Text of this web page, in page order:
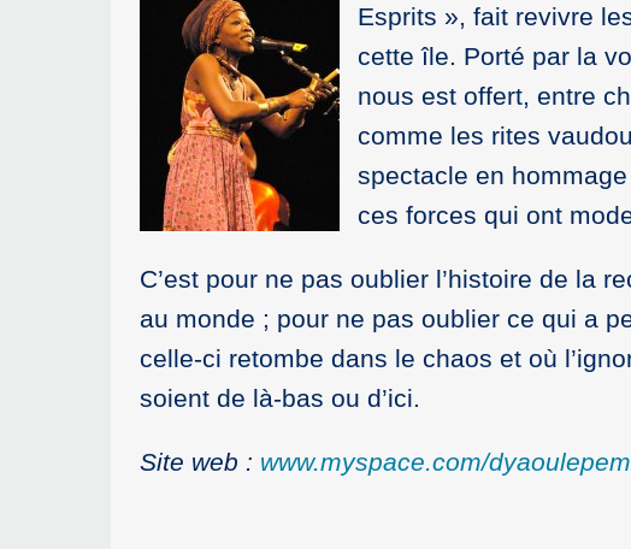
Esprits », fait revivre
cette île. Porté par la
nous est offert, entre
comme les rites
spectacle en
ces forces qui ont
C’est pour ne pas oublier l’histoire de la
au monde ; pour ne pas oublier ce qui a
celle-ci retombe dans le chaos et où
soient de là-bas ou d’ici.
Site web : www.myspace.com/